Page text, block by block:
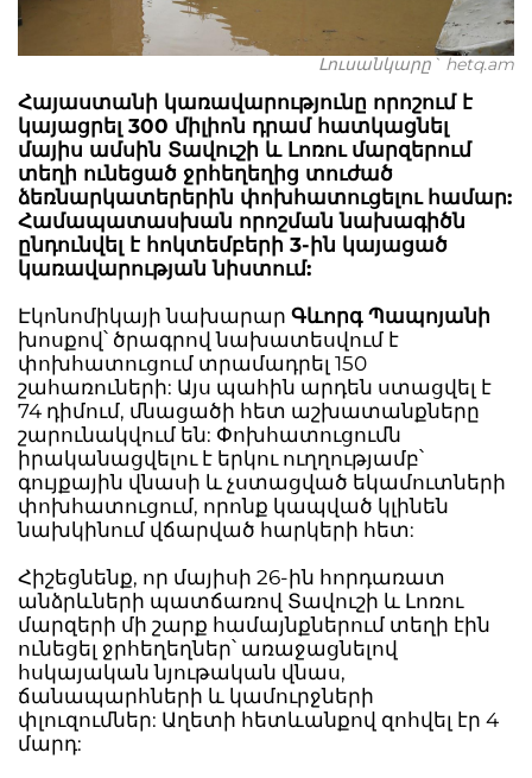
Լուսանկարը` hetq.am
Հայաստանի կառավարությունը որոշում է
կայացրել 300 միլիոն դրամ հատկացնել
մայիս ամսին Տավուշի և Լոռու մարզերում
տեղի ունեցած ջրհեղեղից տուժած
ձեռնարկատերերին փոխհատուցելու համար:
Համապատասխան որոշման նախագիծն
ընդունվել է հոկտեմբերի 3-ին կայացած
կառավարության նիստում:
Էկոնոմիկայի նախարար Գևորգ Պապոյանի
խոսքով՝ ծրագրով նախատեսվում է
փոխհատուցում տրամադրել 150
շահառուների: Այս պահին արդեն ստացվել է
74 դիմում, մնացածի հետ աշխատանքները
շարունակվում են: Փոխհատուցումն
իրականացվելու է երկու ուղղությամբ՝
գույքային վնասի և չստացված եկամուտների
փոխհատուցում, որոնք կապված կլինեն
նախկինում վճարված հարկերի հետ:
Հիշեցնենք, որ մայիսի 26-ին հորդառատ
անձրևների պատճառով Տավուշի և Լոռու
մարզերի մի շարք համայնքներում տեղի էին
ունեցել ջրհեղեղներ՝ առաջացնելով
հսկայական նյութական վնաս,
ճանապարհների և կամուրջների
փլուզումներ: Աղետի հետևանքով զոհվել էր 4
մարդ: